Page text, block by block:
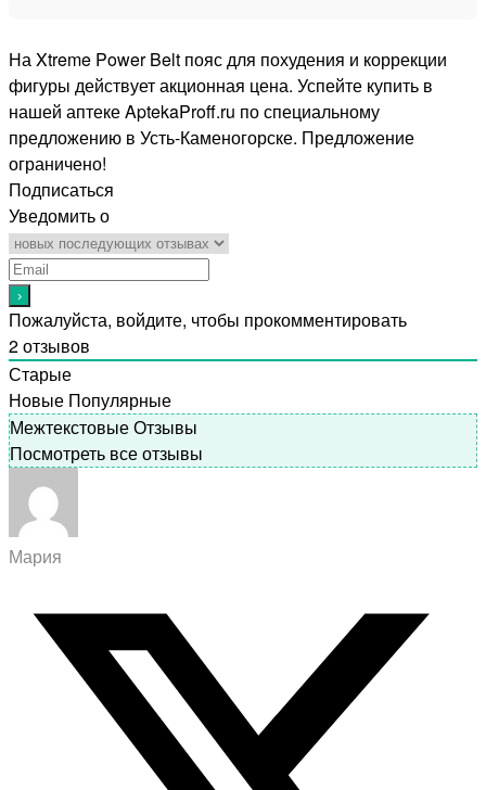
На Xtreme Power Belt пояс для похудения и коррекции
фигуры действует акционная цена. Успейте купить в
нашей аптеке AptekaProff.ru по специальному
предложению в Усть-Каменогорске. Предложение
ограничено!
Подписаться
Уведомить о
Пожалуйста, войдите, чтобы прокомментировать
2отзывов
Старые
Новые Популярные
Межтекстовые Отзывы
Посмотреть все отзывы
Мария